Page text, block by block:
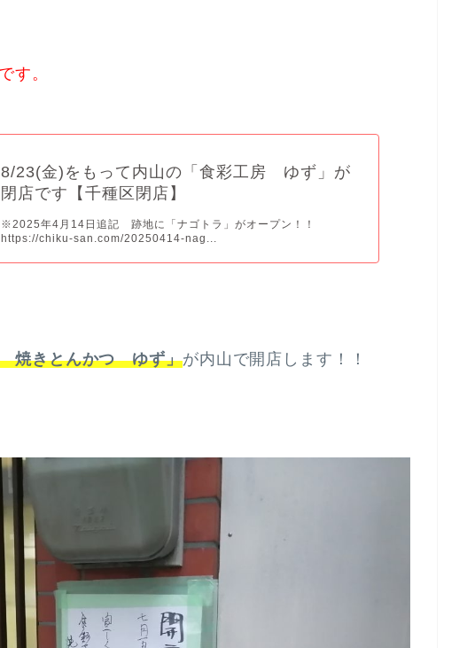
す。
8/23(金)をもって内山の「食彩工房 ゆず」が
閉店です【千種区閉店】
※2025年4月14日追記 跡地に「ナゴトラ」がオープン！！
https://chiku-san.com/20250414-nag...
焼きとんかつ ゆず」が内山で開店します！！